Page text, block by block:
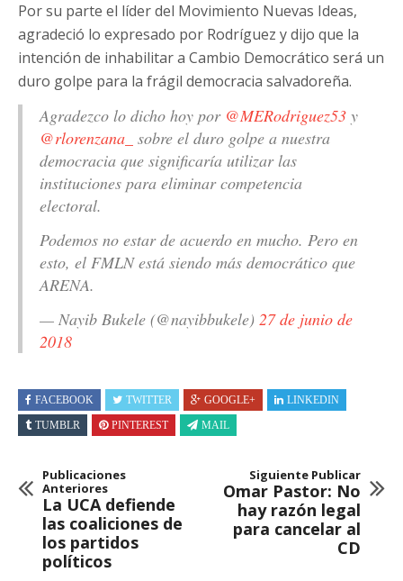
Por su parte el líder del Movimiento Nuevas Ideas,
agradeció lo expresado por Rodríguez y dijo que la
intención de inhabilitar a Cambio Democrático será un
duro golpe para la frágil democracia salvadoreña.
Agradezco lo dicho hoy por @MERodriguez53 y
@rlorenzana_ sobre el duro golpe a nuestra
democracia que significaría utilizar las
instituciones para eliminar competencia
electoral.
Podemos no estar de acuerdo en mucho. Pero en
esto, el FMLN está siendo más democrático que
ARENA.
— Nayib Bukele (@nayibbukele) 27 de junio de
2018
FACEBOOK TWITTER GOOGLE+
LINKEDIN
TUMBLR
PINTEREST MAIL
Publicaciones
Anteriores
La UCA defiende
las coaliciones de
los partidos
políticos
Siguiente Publicar
Omar Pastor: No
hay razón legal
para cancelar al
CD